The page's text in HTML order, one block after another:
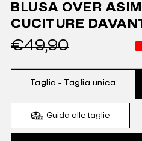
BLUSA OVER
CUCITURE
€49,90
Taglia - Taglia unica
Guida alle taglie